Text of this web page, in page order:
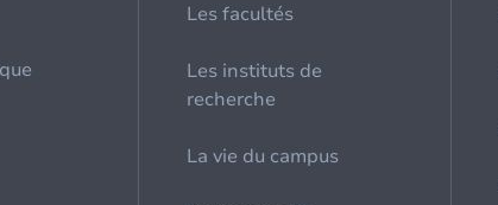
Les facultés
Les instituts de
recherche
La vie du campus